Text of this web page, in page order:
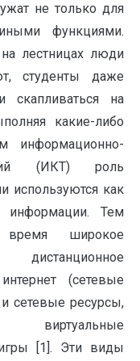
не только для
функциями.
лестницах люди
студенты даже
скапливаться на
какие-либо
информационно-
(ИКТ) роль
используются как
информации. Тем
широкое
дистанционное
(сетевые
сетевые ресурсы,
виртуальные
[1]. Эти виды